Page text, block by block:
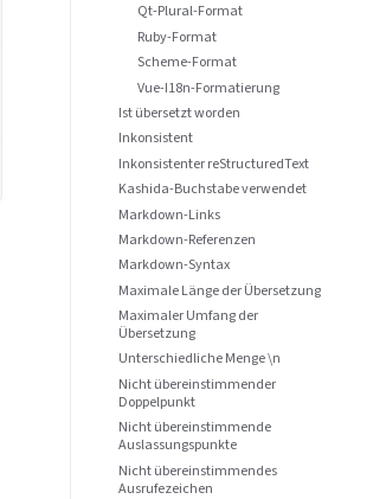
Qt-Plural-Format
Ruby-Format
Scheme-Format
Vue-I18n-Formatierung
Ist übersetzt worden
Inkonsistent
Inkonsistenter reStructuredText
Kashida-Buchstabe verwendet
Markdown-Links
Markdown-Referenzen
Markdown-Syntax
Maximale Länge der Übersetzung
Maximaler Umfang der
Übersetzung
Unterschiedliche Menge \n
Nicht übereinstimmender
Doppelpunkt
Nicht übereinstimmende
Auslassungspunkte
Nicht übereinstimmendes
Ausrufezeichen